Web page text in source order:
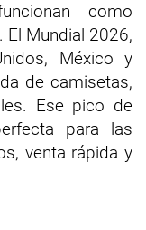
como
El Mundial 2026,
México y
de camisetas,
Ese pico de
para las
venta rápida y